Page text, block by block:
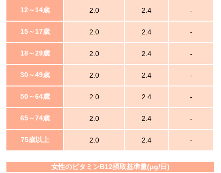
12～14歳 2.0 2.4 -
15～17歳 2.0 2.4 -
18～29歳 2.0 2.4 -
30～49歳 2.0 2.4 -
50～64歳 2.0 2.4 -
65～74歳 2.0 2.4 -
75歳以上 2.0 2.4 -
女性のビタミンB12摂取基準量(μg/日)